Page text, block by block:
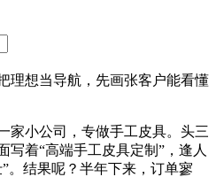
理想当导航，先画张客户能看懂
家小公司，专做手工皮具。头三
写着“高端手工皮具定制”，逢人
。结果呢？半年下来，订单寥